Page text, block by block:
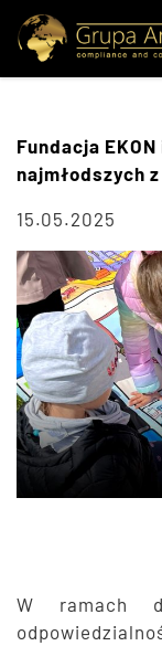
Fundacja
najmłodszych
15.05.2025
W ramach